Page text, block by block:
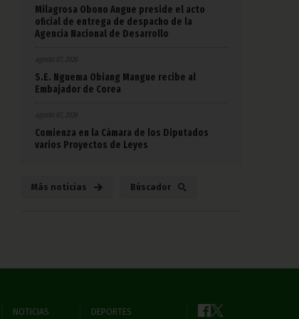
Milagrosa Obono Angue preside el acto
oficial de entrega de despacho de la
Agencia Nacional de Desarrollo
agosto 07, 2026
S.E. Nguema Obiang Mangue recibe al
Embajador de Corea
agosto 07, 2026
Comienza en la Cámara de los Diputados
varios Proyectos de Leyes
Más noticias Búscador
NOTICIAS DEPORTES